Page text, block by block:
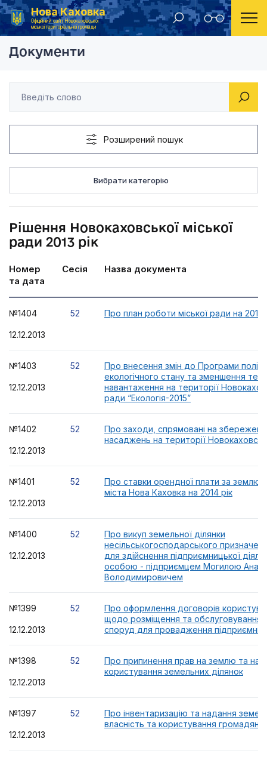
Нова Каховка
Офіційний сайт Новокаховської
міської територіальної громади
Головна Рішення Новокаховської міської ради 2013 рік
Документи
Розширений пошук
Вибрати категорію
Рішення Новокаховської міської
ради 2013 рік
Номер
та дата
Сесія Назва документа
№1404
12.12.2013
52 Про план роботи міської ради на 2014
№1403
12.12.2013
52
Про внесення змін до Програми
екологічного стану та зменшення
навантаження на території
ради “Екологія-2015”
№1402
12.12.2013
52
Про заходи, спрямовані на
насаджень на території
№1401
12.12.2013
52
Про ставки орендної плати за землю
міста Нова Каховка на 2014 рік
№1400
12.12.2013
52
Про викуп земельної ділянки
несільськогосподарського
для здійснення підприємницької
особою - підприємцем Могилою
Володимировичем
№1399
12.12.2013
52
Про оформлення договорів
щодо розміщення та обслуговування
споруд для провадження
№1398
12.12.2013
52
Про припинення прав на землю та
користування земельних ділянок
№1397
12.12.2013
52
Про інвентаризацію та надання
власність та користування